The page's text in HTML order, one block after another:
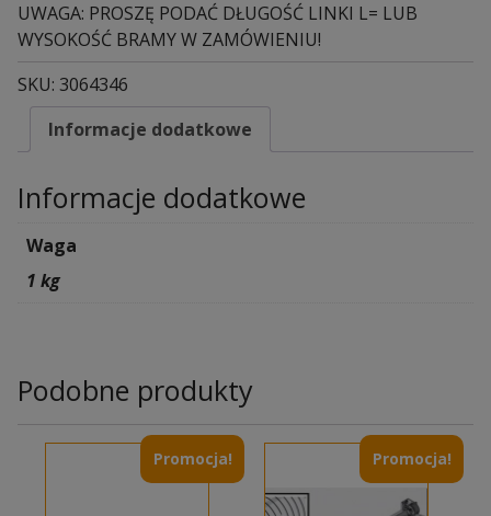
UWAGA: PROSZĘ PODAĆ DŁUGOŚĆ LINKI L= LUB
WYSOKOŚĆ BRAMY W ZAMÓWIENIU!
SKU: 3064346
Informacje dodatkowe
Informacje dodatkowe
Waga
1 kg
Podobne produkty
Promocja! Promocja!